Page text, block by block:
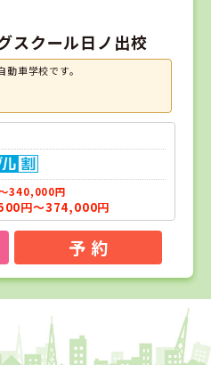
スクール日ノ出校
車学校です。
340,000円
円～374,000円
予 約